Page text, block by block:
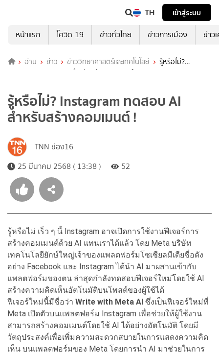
TH
เข้าสู่ระบบ
หน้าแรก
โควิด-19 ข่าวทั่วไทย ข่าวการเมือง ข่าว
อ่าน ข่าว ข่าววิทยาศาสตร์และเทคโนโลยี
รู้หรือไม่?
Instagram ทดสอบ AI สำหรับสร้างคอมเมนต์ !
รู้หรือไม่? Instagram ทดสอบ AI
สำหรับสร้างคอมเมนต์ !
TNN ช่อง16
25 มีนาคม 2568 ( 13:38 )
52
รู้หรือไม่ เร็ว ๆ นี้ Instagram อาจเปิดการใช้งานฟีเจอร์การ
สร้างคอมเมนต์ด้วย AI แทนเราได้แล้ว โดย Meta บริษัท
เทคโนโลยียักษ์ใหญ่เจ้าของแพลตฟอร์มโซเชียลมีเดียชื่อดัง
อย่าง Facebook และ Instagram ได้นำ AI มาผสานเข้ากับ
แพลตฟอร์มของตน ล่าสุดกำลังทดสอบฟีเจอร์ใหม่โดยใช้ AI
สร้างความคิดเห็นอัตโนมัติบนโพสต์ของผู้ใช้ได้
ฟีเจอร์ใหม่นี้มีชื่อว่า Write with Meta AI ซึ่งเป็นฟีเจอร์ใหม่ที่
Meta เปิดตัวบนแพลตฟอร์ม Instagram เพื่อช่วยให้ผู้ใช้งาน
สามารถสร้างคอมเมนต์โดยใช้ AI ได้อย่างอัตโนมัติ โดยมี
วัตถุประสงค์เพื่อเพิ่มความสะดวกสบายในการแสดงความคิด
เห็น บนแพลตฟอร์มของ Meta โดยการนำ AI มาช่วยในการ